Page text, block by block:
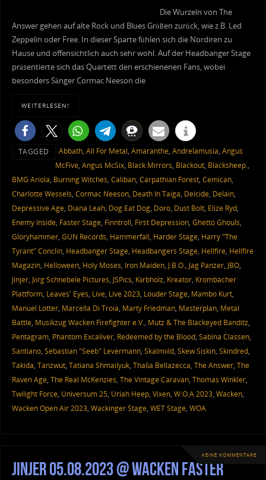
Die Wurzeln von The
Answer gehen auf alte Rock und Blues Größen zurück, wie z.B. Led
Zeppelin oder Free. In dieser Sparte fühlen sich die Nordiren zu
Hause und offensichtlich auch sehr wohl. Auf der Headbanger Stage
präsentierte sich das Quartett den erschienenen Fans, wobei
besonders Sänger Cormac Neeson die
WEITERLESEN!
TAGGED Abbath, All For Metal, Amaranthe, Andrelamusia, Angus
McFive, Angus McSix, Black Mirrors, Blackout, Blacksheep.,
BMG Ariola, Burning Witches, Caliban, Carpathian Forest, Cemican,
Charlotte Wessels, Cormac Neeson, Death In Taiga, Deicide, Delain,
Depressive Age, Diana Leah, Dog Eat Dog, Doro, Dust Bolt, Elize Ryd,
Enemy Inside, Faster Stage, Finntroll, First Depression, Ghetto Ghouls,
Gloryhammer, GUN Records, Hammerfall, Harder Stage, Harry "The
Tyrant" Conclin, Headbanger Stage, Headbangers Stage, Hellfire, Hellfire
Magazin, Helloween, Holy Moses, Iron Maiden, J.B.O., Jag Panzer, JBO,
Jinjer, Jörg Schnebele Pictures, JSPics, Kärbholz, Kreator, Krombacher
Plattform, Leaves' Eyes, Live, Live 2023, Louder Stage, Mambo Kurt,
Manuel Lotter, Marcella Di Troia, Marty Friedman, Masterplan, Metal
Battle, Musikzug Wacken Firefighter e.V., Mutz & The Blackeyed Banditz,
Pentagram, Phantom Excaliver, Redeemed by the Blood, Sabina Classen,
Santiano, Sebastian "Seeb" Levermann, Skalmöld, Skew Siskin, Skindred,
Takida, Tanzwut, Tatiana Shmailyuk, Thalìa Bellazecca, The Answer, The
Raven Age, The Real McKenzies, The Vintage Caravan, Thomas Winkler,
Twilight Force, Universum 25, Uriah Heep, Vixen, W:O:A 2023, Wacken,
Wacken Open Air 2023, Wackinger Stage, WET Stage, WOA
KEINE KOMMENTARE
Jinjer 05.08.2023 @ Wacken Faster